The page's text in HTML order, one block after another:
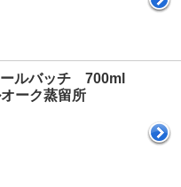
ルバッチ 700ml
ーク蒸留所